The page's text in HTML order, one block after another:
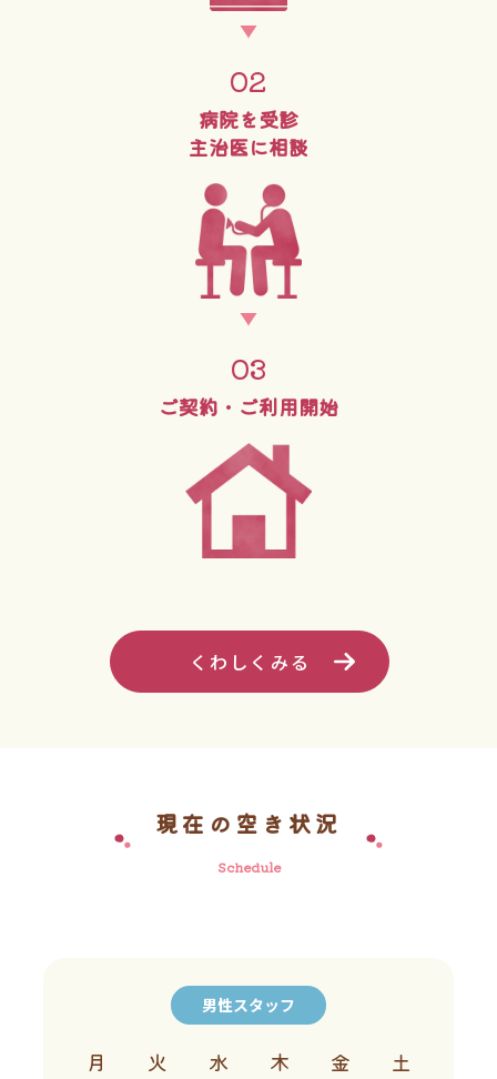
02
病院を受診
主治医に相談
03
ご契約・ ご利用開始
くわしくみる
現在の空き状況
Schedule
男性スタッフ
月 火 水 木 金 土